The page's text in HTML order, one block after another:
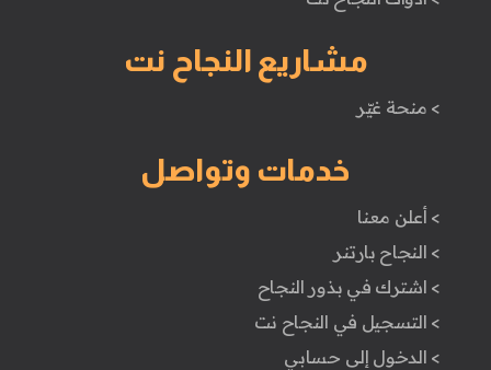
مشاريع النجاح نت
> منحة غيّر
خدمات وتواصل
> أعلن معنا
> النجاح بارتنر
> اشترك في بذور النجاح
> التسجيل في النجاح نت
> الدخول إلى حسابي